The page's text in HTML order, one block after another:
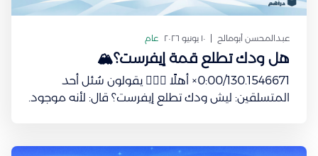
عبدالمحسن أبومالح ١٠ يونيو ٢٠٢٦ عام
هل ودك تطلع قمة إيفرست؟🏔️
0:00/130.1546671× أهلًا 🙋🏻‍♂️ يقولون سُئل أحد
المتسلقين: ليش ودك تطلع إيفرست؟ قال: لأنه موجود.
ودي نرجع لخطوة البداية .. لفكرة ليش قاعدين